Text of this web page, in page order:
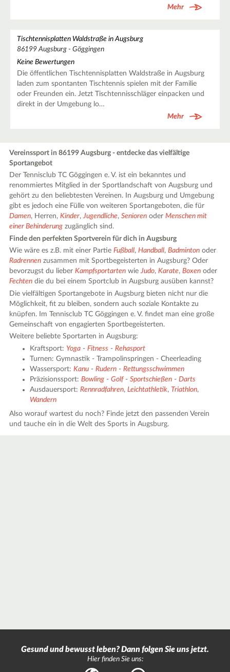
Mehr
Tischtennisplatten Waldstraße in Augsburg
86199 Augsburg - Göggingen
Keine Bewertungen
Die öffentlichen Tischtennisplatten Waldstraße in Augsburg
laden zum spontanten Tischtennis spielen mit der Familie
oder Freunden ein. Jetzt Tischtennisschläger einpacken und
direkt in der Umgebung lo…
Mehr
Vereinssport in 86199 Augsburg - entdecke das vielfältige
Sportangebot
Der Tennisclub TC Göggingen e. V. ist ein bekanntes und
renommiertes Mitglied in der Sportlandschaft von Augsburg und
gehört zu den beliebtesten Vereinen. In Augsburg und Umgebung
gibt es jedoch eine Fülle von weiteren Sportangeboten, die für
Damen, Herren,Kinder,Jugendliche,Senioren oderMenschen mit
einer Behinderung zugänglich sind.
Finde den perfekten Sportverein für dich in Augsburg
Wie wäre es z.B. mit einer PartieFußball,Handball,Badminton oder
Radrennen zusammen mit Sportbegeisterten in Augsburg? Oder
bevorzugst du lieberKampfsportarten wieJudo,Karate,Boxen oder
Fechten die du bei einem Sportclub in Augsburg ausüben kannst?
Die vielfältigen Sportangebote in Augsburg bieten nicht nur die
Möglichkeit, fit zu bleiben, sondern auch soziale Kontakte zu
knüpfen. Im Tennisclub TC Göggingen e. V. findet man eine große
Gemeinschaft von engagierten Sportbegeisterten.
Weitere beliebte Sportarten in Augsburg:
Kraftsport: Yoga -Fitness -Rehasport
Turnen: Gymnastik - Trampolinspringen - Cheerleading
Wassersport:Kanu -Rudern -Rettungsschwimmen
Präzisionssport:Bowling -Golf-Sportschießen -Darts
Ausdauersport:Rennradfahren,Leichtathletik,Triathlon,
Wandern
Also worauf wartest du noch? Finde jetzt den passenden Verein
und tauche ein in die Welt des Sports in Augsburg.
Gesund und bewusst leben? Dann folgen Sie uns jetzt.
Hier finden Sie uns: